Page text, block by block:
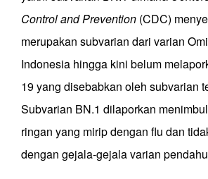
Control and Prevention (CDC)
merupakan subvarian dari varian
Indonesia hingga kini belum
19 yang disebabkan oleh subvarian
Subvarian BN.1 dilaporkan
ringan yang mirip dengan flu dan
dengan gejala-gejala varian